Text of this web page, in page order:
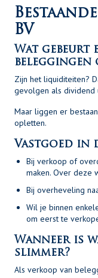
BV
Wat gebeurt
beleggingen
Zijn het liquiditeiten?
gevolgen als dividend
Maar liggen er
opletten.
Vastgoed in
Bij verkoop of
maken. Over deze
Bij overheveling
Wil je binnen
om eerst te
Wanneer is
slimmer?
Als verkoop van